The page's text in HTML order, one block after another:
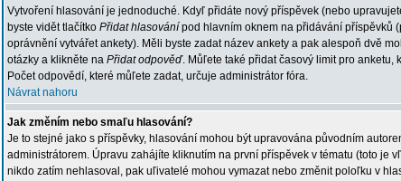
Vytvoření hlasování je jednoduché. Kdyľ přidáte nový příspěvek (nebo
byste vidět tlačítko Přidat hlasování pod hlavním oknem na přidávání příspěvků
oprávnění vytvářet ankety). Měli byste zadat název ankety a pak alespoň dvě
otázky a klikněte na Přidat odpověď. Můľete také přidat časový limit pro anketu,
Počet odpovědí, které můľete zadat, určuje administrátor fóra.
Návrat nahoru
Jak změním nebo smaľu hlasování?
Je to stejné jako s příspěvky, hlasování mohou být upravována původním
administrátorem. Úpravu zahájíte kliknutím na první příspěvek v tématu (toto je
nikdo zatím nehlasoval, pak uľivatelé mohou vymazat nebo změnit poloľku v